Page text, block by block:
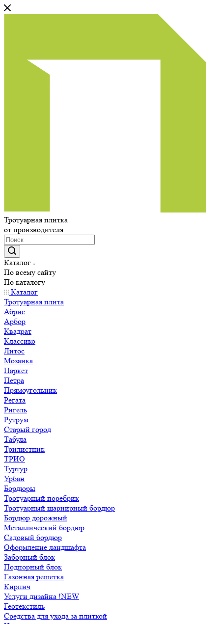
Тротуарная плитка
от производителя
Каталог
По всему сайту
По каталогу
Каталог
Тротуарная плита
Абрис
Арбор
Квадрат
Классико
Литос
Мозаика
Паркет
Петра
Прямоугольник
Регата
Ригель
Рутрум
Старый город
Табула
Трилистник
ТРИО
Туртур
Урбан
Бордюры
Тротуарный поребрик
Тротуарный шарнирный бордюр
Бордюр дорожный
Металлический бордюр
Садовый бордюр
Оформление ландшафта
Заборный блок
Подпорный блок
Газонная решетка
Кирпич
Услуги дизайна !NEW
Геотекстиль
Средства для ухода за плиткой